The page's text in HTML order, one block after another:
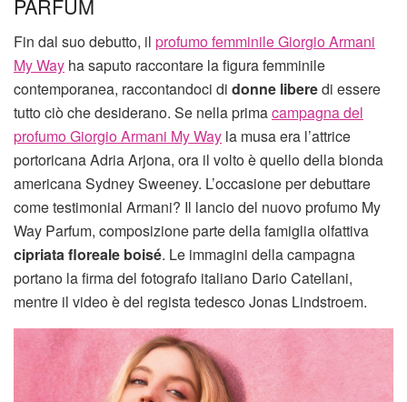
PARFUM
Fin dal suo debutto, il profumo femminile Giorgio Armani
My Way ha saputo raccontare la figura femminile
contemporanea, raccontandoci di donne liberedi essere
tutto ciò che desiderano. Se nella primacampagna del
profumo Giorgio Armani My Way la musa era l’attrice
portoricana Adria Arjona, ora il volto è quello della bionda
americana Sydney Sweeney. L’occasione per debuttare
come testimonial Armani? Il lancio del nuovo profumo My
Way Parfum, composizione parte della famiglia olfattiva
cipriata floreale boisé. Le immagini della campagna
portano la firma del fotografo italiano Dario Catellani,
mentre il video è del regista tedesco Jonas Lindstroem.